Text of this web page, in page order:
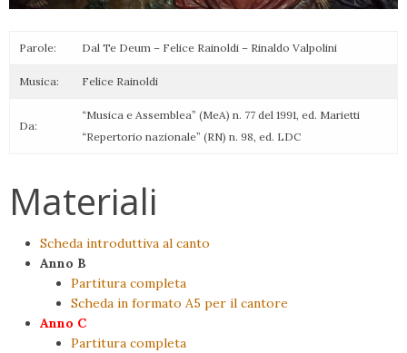
Parole: Dal Te Deum – Felice Rainoldi – Rinaldo Valpolini
Musica: Felice Rainoldi
Da:
“Musica e Assemblea” (MeA) n. 77 del 1991, ed. Marietti
“Repertorio nazionale” (RN) n. 98, ed. LDC
Materiali
Scheda introduttiva al canto
Anno B
Partitura completa
Scheda in formato A5 per il cantore
Anno C
Partitura completa